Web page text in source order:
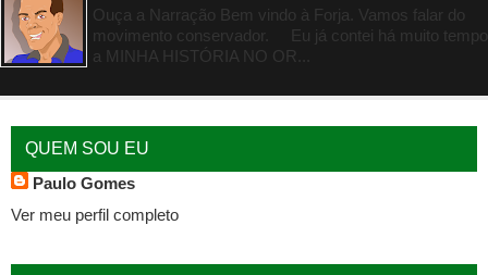
Ouça a Narração Bem vindo à Forja. Vamos falar do
movimento conservador. Eu já contei há muito tempo
a MINHA HISTÓRIA NO OR...
QUEM SOU EU
Paulo Gomes
Ver meu perfil completo